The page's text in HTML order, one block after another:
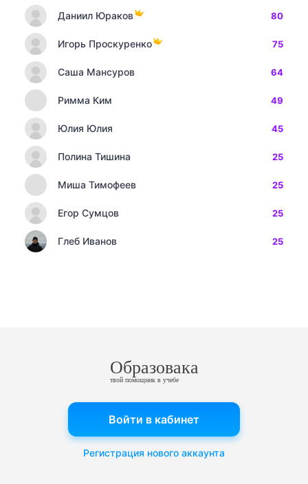
Даниил Юраков 80
Игорь Проскуренко 75
Саша Мансуров 64
Римма Ким 49
Юлия Юлия 45
Полина Тишина 25
Миша Тимофеев 25
Егор Сумцов 25
Глеб Иванов 25
Образовака
твой помощник в учебе
Войти в кабинет
Регистрация нового аккаунта